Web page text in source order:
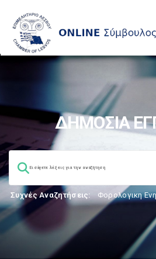
ΔΗΜΟΣΙΑ
Συχνές Αναζητήσεις: Φορολογικη